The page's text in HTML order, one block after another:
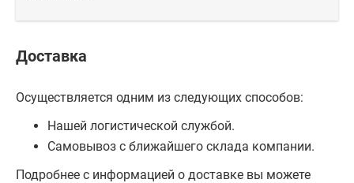
Доставка
Осуществляется одним из следующих способов:
Нашей логистической службой.
Самовывоз с ближайшего склада компании.
Подробнее с информацией о доставке вы можете